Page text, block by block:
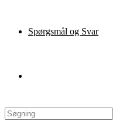
Spørgsmål og Svar